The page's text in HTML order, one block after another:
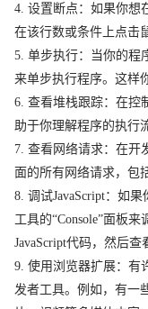
4. 设置断点：如果你想
在该行数或条件上点击
5. 单步执行：当你的程
来单步执行程序。这样
6. 查看堆栈跟踪：在控
助于你理解程序的执行
7. 查看网络请求：在开
面的所有网络请求，包
8. 调试JavaScript：如
工具的“Console”面板
JavaScript代码，然后查
9. 使用浏览器扩展：有
发者工具。例如，有一